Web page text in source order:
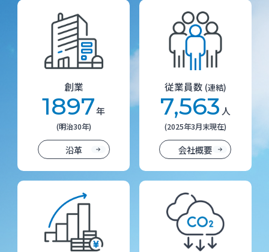
創業
1897年
(明治30年)
沿革
従業員数 (連結)
7,563 人
(2025年3月末現在)
会社概要